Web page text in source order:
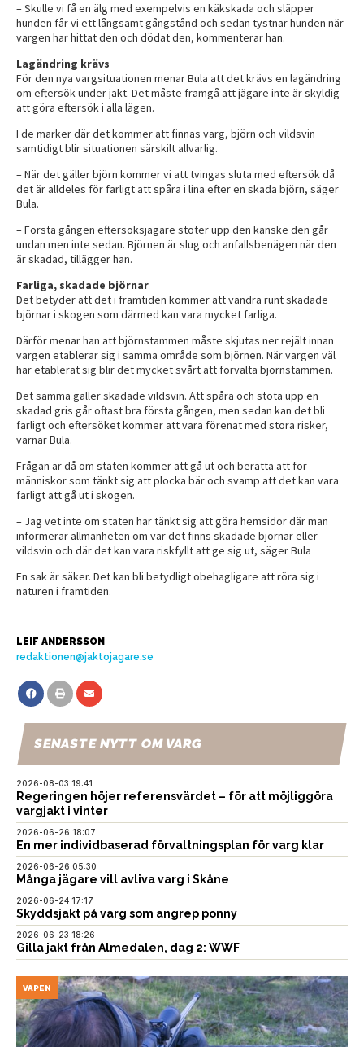
– Skulle vi få en älg med exempelvis en käkskada och släpper
hunden får vi ett långsamt gångstånd och sedan tystnar hunden när
vargen har hittat den och dödat den, kommenterar han.
Lagändring krävs
För den nya vargsituationen menar Bula att det krävs en lagändring
om eftersök under jakt. Det måste framgå att jägare inte är skyldig
att göra eftersök i alla lägen.
I de marker där det kommer att finnas varg, björn och vildsvin
samtidigt blir situationen särskilt allvarlig.
– När det gäller björn kommer vi att tvingas sluta med eftersök då
det är alldeles för farligt att spåra i lina efter en skada björn, säger
Bula.
– Första gången eftersöksjägare stöter upp den kanske den går
undan men inte sedan. Björnen är slug och anfallsbenägen när den
är skadad, tillägger han.
Farliga, skadade björnar
Det betyder att det i framtiden kommer att vandra runt skadade
björnar i skogen som därmed kan vara mycket farliga.
Därför menar han att björnstammen måste skjutas ner rejält innan
vargen etablerar sig i samma område som björnen. När vargen väl
har etablerat sig blir det mycket svårt att förvalta björnstammen.
Det samma gäller skadade vildsvin. Att spåra och stöta upp en
skadad gris går oftast bra första gången, men sedan kan det bli
farligt och eftersöket kommer att vara förenat med stora risker,
varnar Bula.
Frågan är då om staten kommer att gå ut och berätta att för
människor som tänkt sig att plocka bär och svamp att det kan vara
farligt att gå ut i skogen.
– Jag vet inte om staten har tänkt sig att göra hemsidor där man
informerar allmänheten om var det finns skadade björnar eller
vildsvin och där det kan vara riskfyllt att ge sig ut, säger Bula
En sak är säker. Det kan bli betydligt obehagligare att röra sig i
naturen i framtiden.
LEIF ANDERSSON
redaktionen@jaktojagare.se
SENASTE NYTT OM VARG
2026-08-03 19:41
Regeringen höjer referensvärdet – för att möjliggöra
vargjakt i vinter
2026-06-26 18:07
En mer individbaserad förvaltningsplan för varg klar
2026-06-26 05:30
Många jägare vill avliva varg i Skåne
2026-06-24 17:17
Skyddsjakt på varg som angrep ponny
2026-06-23 18:26
Gilla jakt från Almedalen, dag 2: WWF
VAPEN